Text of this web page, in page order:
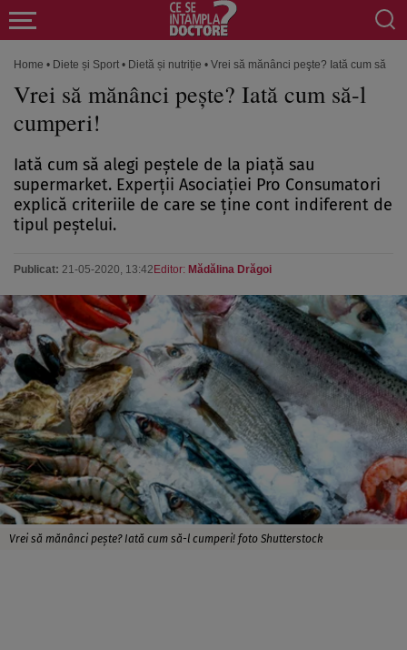
Home • Diete și Sport • Dietă și nutriție • Vrei să mănânci peşte? Iată cum să-l
Vrei să mănânci peşte? Iată cum să-l
cumperi!
Iată cum să alegi peştele de la piaţă sau
supermarket. Experţii Asociaţiei Pro Consumatori
explică criteriile de care se ţine cont indiferent de
tipul peştelui.
Publicat: 21-05-2020, 13:42 Editor: Mădălina Drăgoi
Vrei să mănânci peşte? Iată cum să-l cumperi! foto Shutterstock